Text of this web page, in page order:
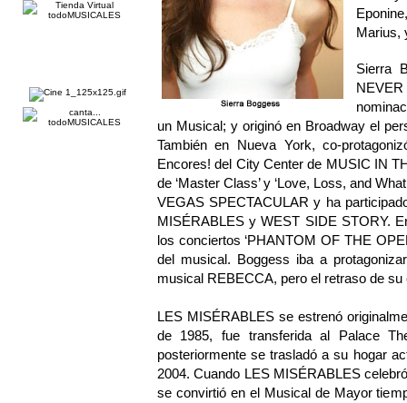
Marius,
Sierra
un Musical; y originó en Broadway el
También en Nueva York, co-
Encores! del City Center de MUSIC IN
de ‘Master Class’ y ‘Love, Loss, and
VEGAS SPECTACULAR y ha
MISÉRABLES y WEST SIDE STORY.
los conciertos ‘PHANTOM OF THE
del musical. Boggess iba a
musical REBECCA, pero el retraso de
LES MISÉRABLES se estrenó
de 1985, fue transferida al Palace
posteriormente se trasladó a su hogar
2004. Cuando LES MISÉRABLES
se convirtió en el Musical de Mayor